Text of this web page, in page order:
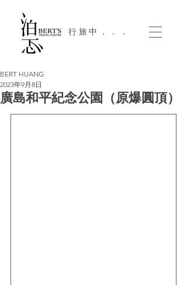
​行旅中．．．
廣島和平紀念公園（原爆圓頂）
BERT HUANG
2023年9月8日